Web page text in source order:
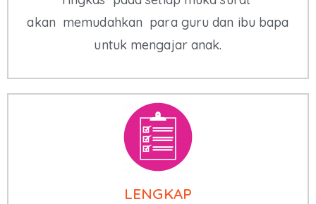
akan memudahkan para guru dan ibu bapa
untuk mengajar anak.
LENGKAP